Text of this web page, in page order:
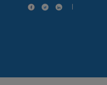
|